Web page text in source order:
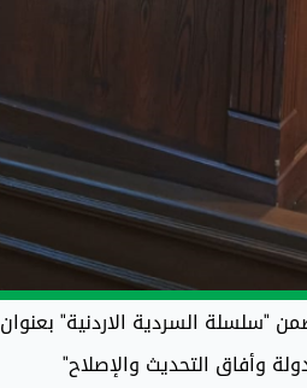
"سلسلة السردية الاردنية" بعنوان
وأفاق التحديث والإصلاح"